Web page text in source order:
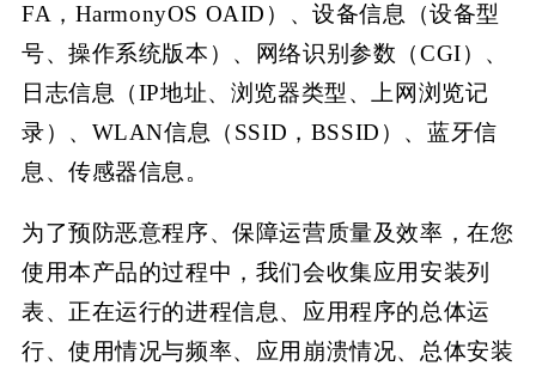
FA，HarmonyOS OAID）、设备信息（设备型
号、操作系统版本）、网络识别参数（CGI）、
日志信息（IP地址、浏览器类型、上网浏览记
录）、WLAN信息（SSID，BSSID）、蓝牙信
息、传感器信息。
为了预防恶意程序、保障运营质量及效率，在您
使用本产品的过程中，我们会收集应用安装列
表、正在运行的进程信息、应用程序的总体运
行、使用情况与频率、应用崩溃情况、总体安装